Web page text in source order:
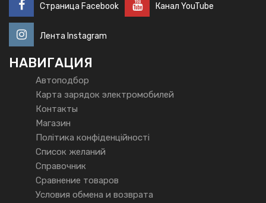
Страница Facebook Канал YouTube
Лента Instagram
НАВИГАЦИЯ
Автоподбор
Карта зарядок электромобилей
Контакты
Магазин
Політика конфіденційності
Список желаний
Справочник
Сравнение товаров
Условия обмена и возврата